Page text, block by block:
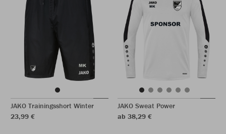
JAKO Trainingsshort Winter
23,99 €
JAKO Sweat Power
ab 38,29 €